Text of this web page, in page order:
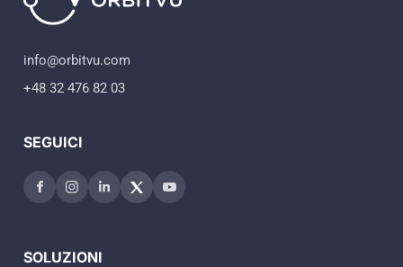
info@orbitvu.com
+48 32 476 82 03
SEGUICI
SOLUZIONI